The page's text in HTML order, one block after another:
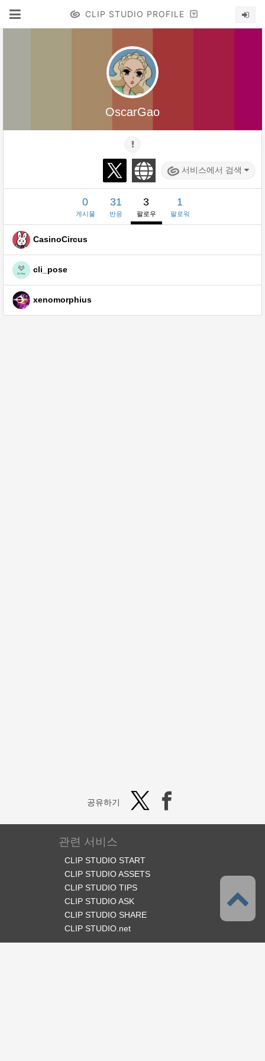
CLIP STUDIO PROFILE
OscarGao
서비스에서 검색
0
게시물
31
반응
3
팔로우
1
팔로워
CasinoCircus
cli_pose
xenomorphius
공유하기
관련 서비스
CLIP STUDIO START
CLIP STUDIO ASSETS
CLIP STUDIO TIPS
CLIP STUDIO ASK
CLIP STUDIO SHARE
CLIP STUDIO.net